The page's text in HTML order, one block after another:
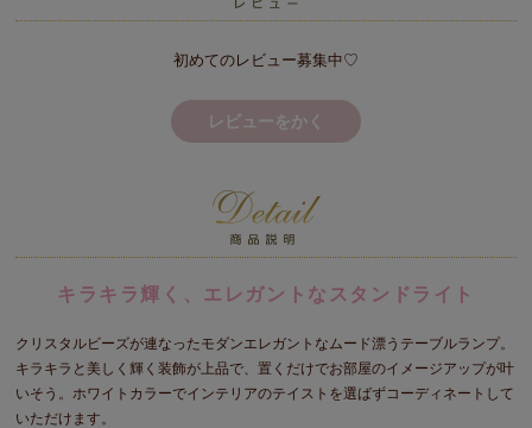
初めてのレビュー募集中♡
レビューをかく
キラキラ輝く、エレガントなスタンドライト
クリスタルビーズが連なったモダンエレガントなムード漂うテーブルランプ。
キラキラと美しく輝く装飾が上品で、置くだけでお部屋のイメージアップが叶
いそう。ホワイトカラーでインテリアのテイストを選ばずコーディネートして
いただけます。